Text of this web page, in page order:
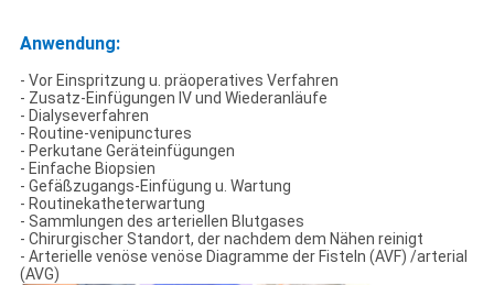
Anwendung:
- Vor Einspritzung u. präoperatives Verfahren
- Zusatz-Einfügungen IV und Wiederanläufe
- Dialyseverfahren
- Routine-venipunctures
- Perkutane Geräteinfügungen
- Einfache Biopsien
- Gefäßzugangs-Einfügung u. Wartung
- Routinekatheterwartung
- Sammlungen des arteriellen Blutgases
- Chirurgischer Standort, der nachdem dem Nähen reinigt
- Arterielle venöse venöse Diagramme der Fisteln (AVF) /arterial
(AVG)